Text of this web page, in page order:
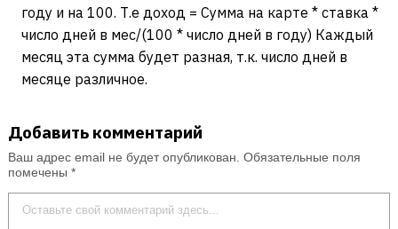
году и на 100. Т.е доход = Сумма на карте * ставка *
число дней в мес/(100 * число дней в году) Каждый
месяц эта сумма будет разная, т.к. число дней в
месяце различное.
Добавить комментарий
Ваш адрес email не будет опубликован. Обязательные поля
помечены *